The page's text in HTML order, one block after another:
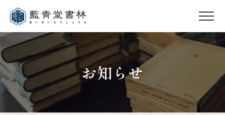
お知らせ